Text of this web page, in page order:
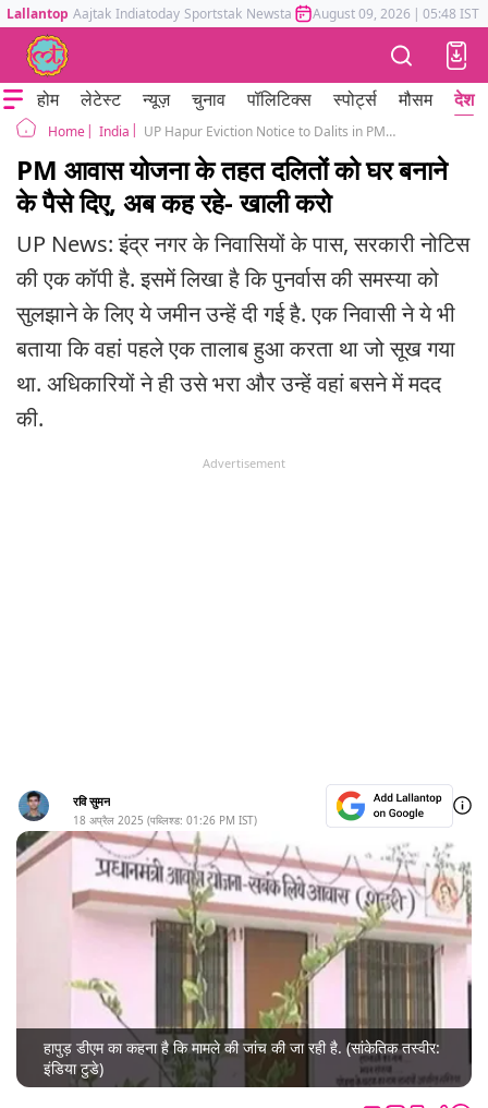
Lallantop Aajtak Indiatoday Sportstak Newstak Mumbai Tak Astrotak
August 09, 2026 | 05:48 IST
होम लेटेस्ट न्यूज़ चुनाव पॉलिटिक्स स्पोर्ट्स मौसम देश
Home India UP Hapur Eviction Notice to Dalits in PMAY Homes Illegal Land Possession
PM आवास योजना के तहत दलितों को घर बनाने
के पैसे दिए, अब कह रहे- खाली करो
UP News: इंद्र नगर के निवासियों के पास, सरकारी नोटिस
की एक कॉपी है. इसमें लिखा है कि पुनर्वास की समस्या को
सुलझाने के लिए ये जमीन उन्हें दी गई है. एक निवासी ने ये भी
बताया कि वहां पहले एक तालाब हुआ करता था जो सूख गया
था. अधिकारियों ने ही उसे भरा और उन्हें वहां बसने में मदद
की.
Advertisement
रवि सुमन
18 अप्रैल 2025 (पब्लिश्ड: 01:26 PM IST)
हापुड़ डीएम का कहना है कि मामले की जांच की जा रही है. (सांकेतिक तस्वीर:
इंडिया टुडे)